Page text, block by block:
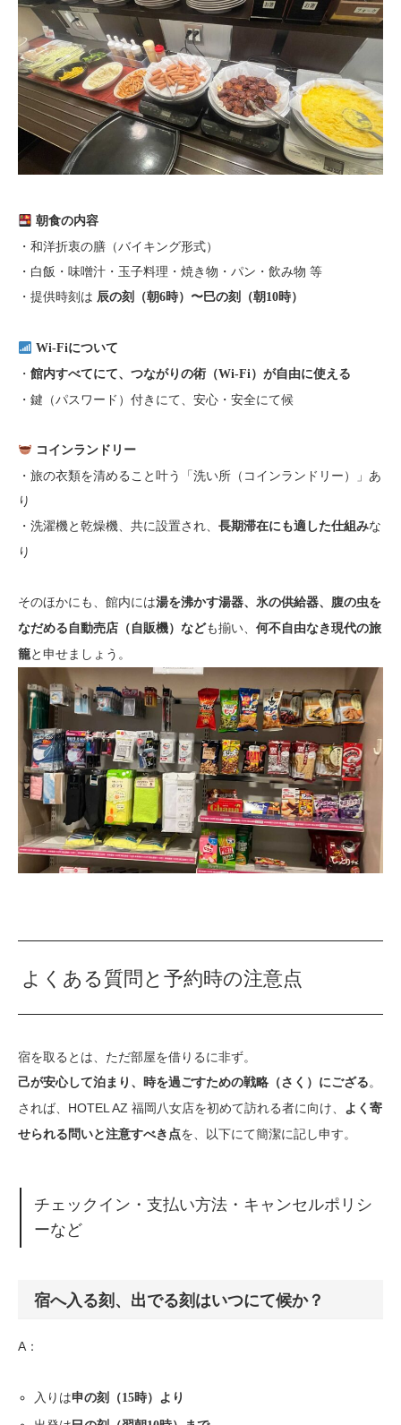
朝食の内容
・和洋折衷の膳（バイキング形式）
・白飯・味噌汁・玉子料理・焼き物・パン・飲み物 等
・提供時刻は 辰の刻（朝6時）〜巳の刻（朝10時）
Wi-Fiについて
・ 館内すべてにて、つながりの術（Wi-Fi）が自由に使える
・鍵（パスワード）付きにて、安心・安全にて候
コインランドリー
・旅の衣類を清めること叶う「洗い所（コインランドリー）」あ
り
・洗濯機と乾燥機、共に設置され、 長期滞在にも適した仕組みな
り
そのほかにも、館内には湯を沸かす湯器、氷の供給器、腹の虫を
なだめる自動売店（自販機）なども揃い、 何不自由なき現代の旅
籠と申せましょう。
よくある質問と予約時の注意点
宿を取るとは、ただ部屋を借りるに非ず。
己が安心して泊まり、時を過ごすための戦略（さく）にござる 。
されば、HOTEL AZ 福岡八女店を初めて訪れる者に向け、 よく寄
せられる問いと注意すべき点を、以下にて簡潔に記し申す。
チェックイン・支払い方法・キャンセルポリシ
ーなど
宿へ入る刻、出でる刻はいつにて候か？
A：
入りは申の刻（15時）より